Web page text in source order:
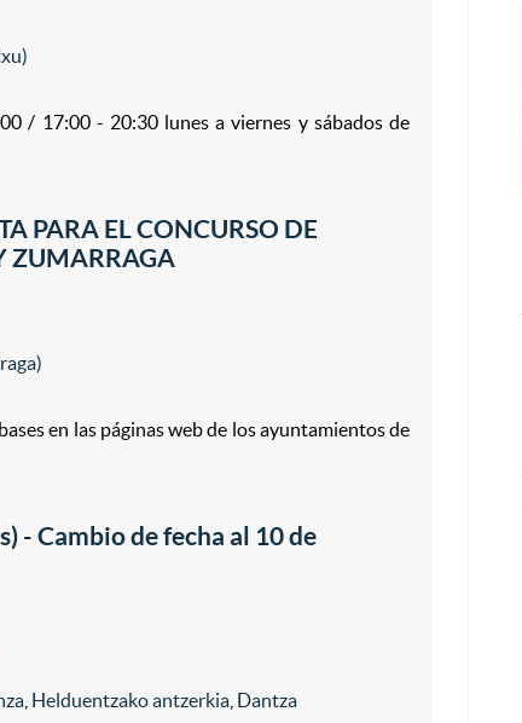
/ 17:00 - 20:30 lunes a viernes y sábados de
PARA EL CONCURSO DE
ZUMARRAGA
en las páginas web de los ayuntamientos de
- Cambio de fecha al 10 de
Helduentzako antzerkia Dantza